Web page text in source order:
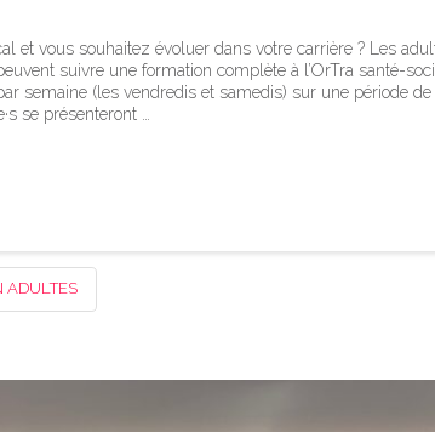
et vous souhaitez évoluer dans votre carrière ? Les
suivre une formation complète à l’OrTra santé-
semaine (les vendredis et samedis) sur une période de
se présenteront …
ADULTES